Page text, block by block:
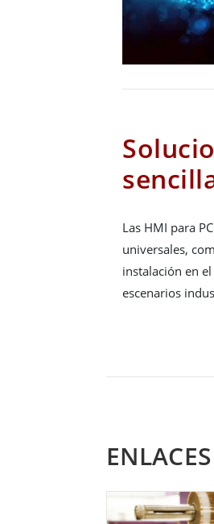
Las HMI para
universales,
instalación en
escenarios